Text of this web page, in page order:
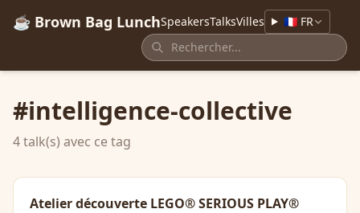
☕ Brown Bag LunchSpeakersTalksVilles 🇫🇷 FR
#intelligence-collective
4 talk(s) avec ce tag
Atelier découverte LEGO® SERIOUS PLAY®